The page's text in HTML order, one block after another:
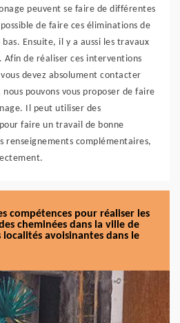
peuvent se faire de différentes
de faire ces éliminations de
Ensuite, il y a aussi les travaux
de réaliser ces interventions
devez absolument contacter
pouvons vous proposer de faire
Il peut utiliser des
faire un travail de bonne
renseignements complémentaires,
compétences pour réaliser les
cheminées dans la ville de
localités avoisinantes dans le